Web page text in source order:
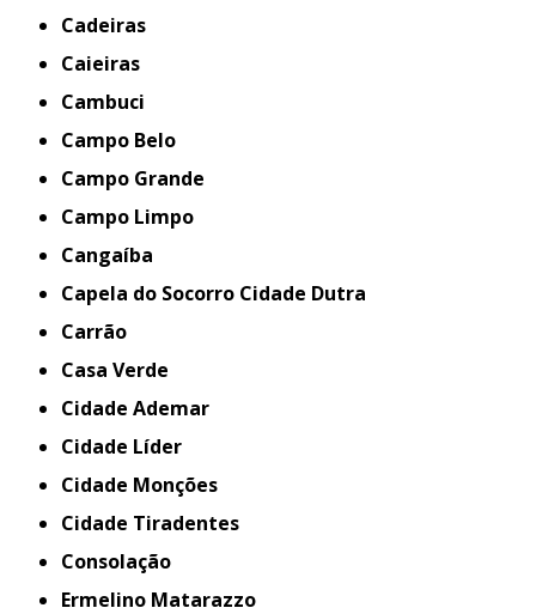
Cadeiras
Caieiras
Cambuci
Campo Belo
Campo Grande
Campo Limpo
Cangaíba
Capela do Socorro Cidade Dutra
Carrão
Casa Verde
Cidade Ademar
Cidade Líder
Cidade Monções
Cidade Tiradentes
Consolação
Ermelino Matarazzo